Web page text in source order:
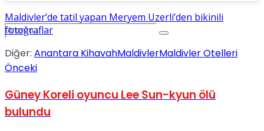
No Result
Maldivler’de tatil yapan Meryem Uzerli’den bikinili
fotoğraflar
Diğer: Anantara KihavahMaldivlerMaldivler Otelleri
Önceki
Güney Koreli oyuncu Lee Sun-kyun ölü
bulundu